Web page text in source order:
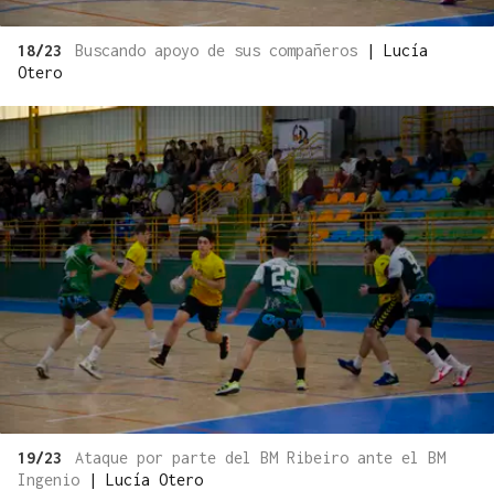
18/23 Buscando apoyo de sus compañeros | Lucía
Otero
19/23
Ataque por parte del BM Ribeiro ante el BM
Ingenio
| Lucía Otero